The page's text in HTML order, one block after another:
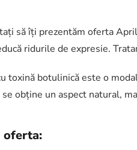
să îți prezentăm oferta
ridurile de expresie.
toxină botulinică este o
obține un aspect natural,
oferta: